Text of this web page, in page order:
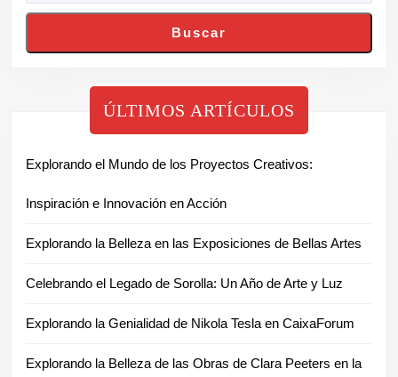
Buscar
ÚLTIMOS ARTÍCULOS
Explorando el Mundo de los Proyectos Creativos:
Inspiración e Innovación en Acción
Explorando la Belleza en las Exposiciones de Bellas Artes
Celebrando el Legado de Sorolla: Un Año de Arte y Luz
Explorando la Genialidad de Nikola Tesla en CaixaForum
Explorando la Belleza de las Obras de Clara Peeters en la